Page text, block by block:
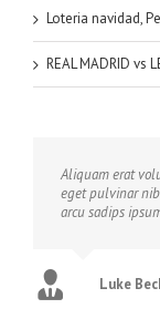
Loteria navidad,
REAL MADRID vs
Aliquam erat
eget pulvinar
arcu sadips
Luke